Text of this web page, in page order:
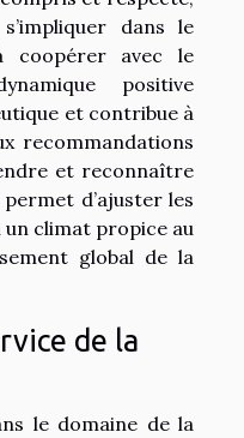
dans le
coopérer avec le
positive
et contribue à
recommandations
et reconnaître
d’ajuster les
climat propice au
global de la
de la
le domaine de la